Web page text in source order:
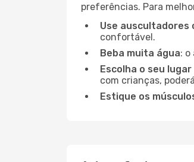
preferências. Para
Use auscultadores
confortável.
Beba muita água:
Escolha o seu
com crianças,
Estique os